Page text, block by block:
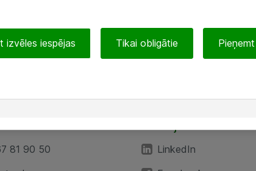
81 90 50
LinkedIn
izvēles iespējas Tikai obligātie